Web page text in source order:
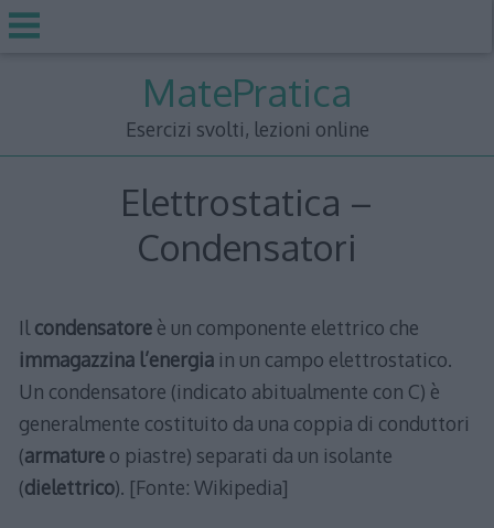
MatePratica
Esercizi svolti, lezioni online
Elettrostatica –
Condensatori
Il condensatoreè un componente elettrico che
immagazzina l’energiain un campo elettrostatico.
Un condensatore (indicato abitualmente con C) è
generalmente costituito da una coppia di conduttori
(armatureo piastre) separati da un isolante
(dielettrico). [Fonte: Wikipedia]